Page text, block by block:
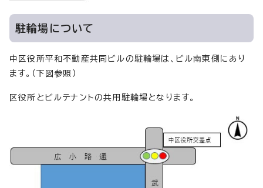
駐輪場について
中区役所平和不動産共同ビルの駐輪場は、ビル南東側にあり
ます。（下図参照）
区役所とビルテナントの共用駐輪場となります。